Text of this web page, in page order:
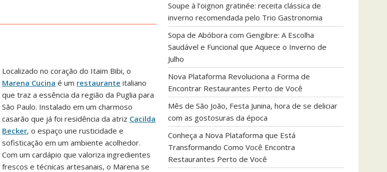
Localizado no coração do Itaim Bibi, o
Marena Cucina é um restaurante italiano
que traz a essência da região da Puglia para
São Paulo. Instalado em um charmoso
casarão que já foi residência da atriz Cacilda
Becker, o espaço une rusticidade e
sofisticação em um ambiente acolhedor.
Com um cardápio que valoriza ingredientes
frescos e técnicas artesanais, o Marena se
Soupe à l’oignon gratinée: receita clássica de
inverno recomendada pelo Trio Gastronomia
Sopa de Abóbora com Gengibre: A Escolha
Saudável e Funcional que Aquece o Inverno de
Julho
Nova Plataforma Revoluciona a Forma de
Encontrar Restaurantes Perto de Você
Mês de São João, Festa Junina, hora de se deliciar
com as gostosuras da época
Conheça a Nova Plataforma que Está
Transformando Como Você Encontra
Restaurantes Perto de Você